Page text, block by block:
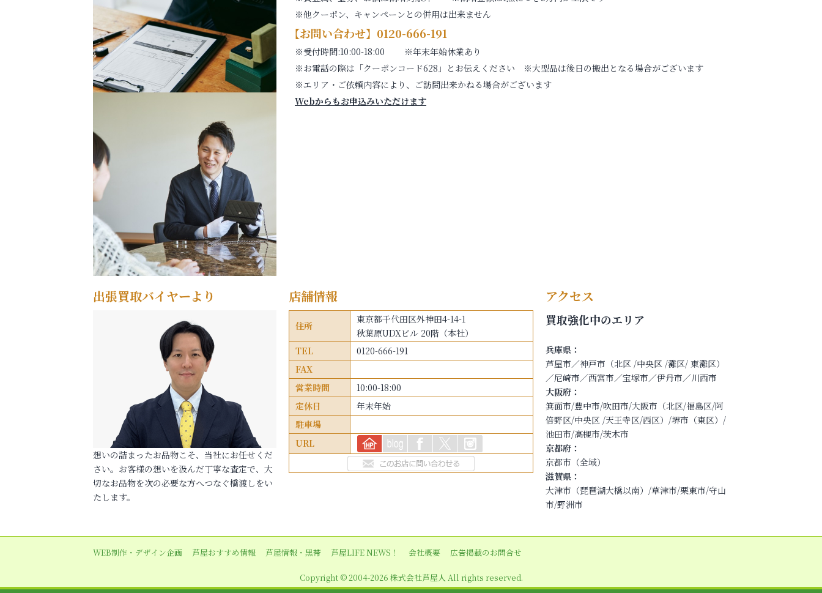
※他クーポン、キャンペーンとの併用は出来ません
【お問い合わせ】0120-666-191
※受付時間:10:00-18:00 ※年末年始休業あり
※お電話の際は「クーポンコード628」とお伝えください ※大型品は後日の搬出となる場合がございます
※エリア・ご依頼内容により、ご訪問出来かねる場合がございます
Webからもお申込みいただけます
出張買取バイヤーより
想いの詰まったお品物こそ、当社にお任せくだ
さい。お客様の想いを汲んだ丁寧な査定で、大
切なお品物を次の必要な方へつなぐ橋渡しをい
たします。
店舗情報
住所
東京都千代田区外神田4-14-1
秋葉原UDXビル 20階（本社）
TEL
0120-666-191
FAX
営業時間
10:00-18:00
定休日
年末年始
駐車場
URL
アクセス
買取強化中のエリア
兵庫県：
芦屋市∕神戸市（北区 /中央区 /灘区/ 東灘区）
∕尼崎市∕西宮市∕宝塚市／伊丹市／川西市
大阪府：
箕面市/豊中市/吹田市/大阪市（北区/福島区/阿
倍野区/中央区 /天王寺区/西区）/堺市（東区）/
池田市/高槻市/茨木市
京都府：
京都市（全域）
滋賀県：
大津市（琵琶湖大橋以南）/草津市/栗東市/守山
市/野洲市
WEB制作・デザイン企画 芦屋おすすめ情報 芦屋情報・黒帯 芦屋LIFE NEWS！ 会社概要 広告掲載のお問合せ
Copyright © 2004-2026 株式会社芦屋人 All rights reserved.